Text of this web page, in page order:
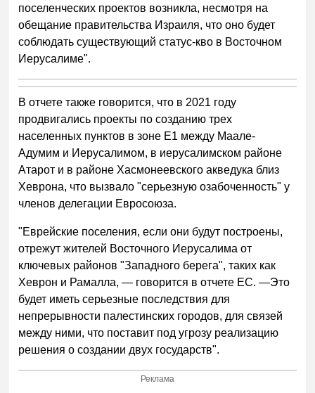
поселенческих проектов возникла, несмотря на
обещание правительства Израиля, что оно будет
соблюдать существующий статус-кво в Восточном
Иерусалиме".
В отчете также говорится, что в 2021 году
продвигались проекты по созданию трех
населенных пунктов в зоне E1 между Маале-
Адумим и Иерусалимом, в иерусалимском районе
Атарот и в районе Хасмонеевского акведука близ
Хеврона, что вызвало "серьезную озабоченность" у
членов делегации Евросоюза.
"Еврейские поселения, если они будут построены,
отрежут жителей Восточного Иерусалима от
ключевых районов "Западного берега", таких как
Хеврон и Рамалла, — говорится в отчете ЕС. —Это
будет иметь серьезные последствия для
непрерывности палестинских городов, для связей
между ними, что поставит под угрозу реализацию
решения о создании двух государств".
Реклама